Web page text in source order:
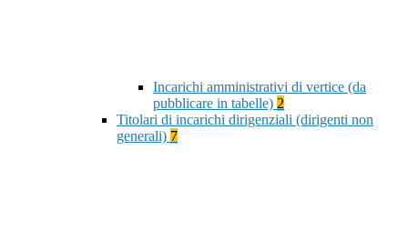
Incarichi amministrativi di vertice (da
pubblicare in tabelle) 2
Titolari di incarichi dirigenziali (dirigenti non
generali) 7